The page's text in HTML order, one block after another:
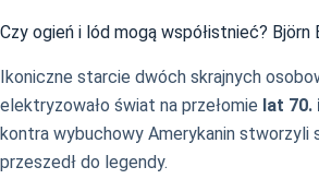
Czy ogień i lód mogą współistnieć?
Ikoniczne starcie dwóch skrajnych
elektryzowało świat na przełomie lat 70.
kontra wybuchowy Amerykanin stworzyli
przeszedł do legendy.